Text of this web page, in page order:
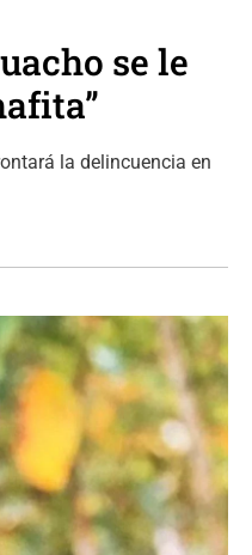
se le
la delincuencia en